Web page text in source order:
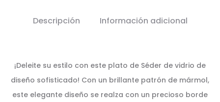
Descripción Información adicional
¡Deleite su estilo con este plato de Séder de vidrio de
diseño sofisticado! Con un brillante patrón de mármol,
este elegante diseño se realza con un precioso borde